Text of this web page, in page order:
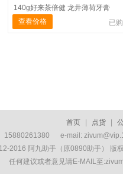
140g好来茶倍健 龙井薄荷牙膏
查看价格
已
首页 点货
e-mail:
2016 阿九助手（原0890助手） 版
任何建议或者意见请E-MAIL至